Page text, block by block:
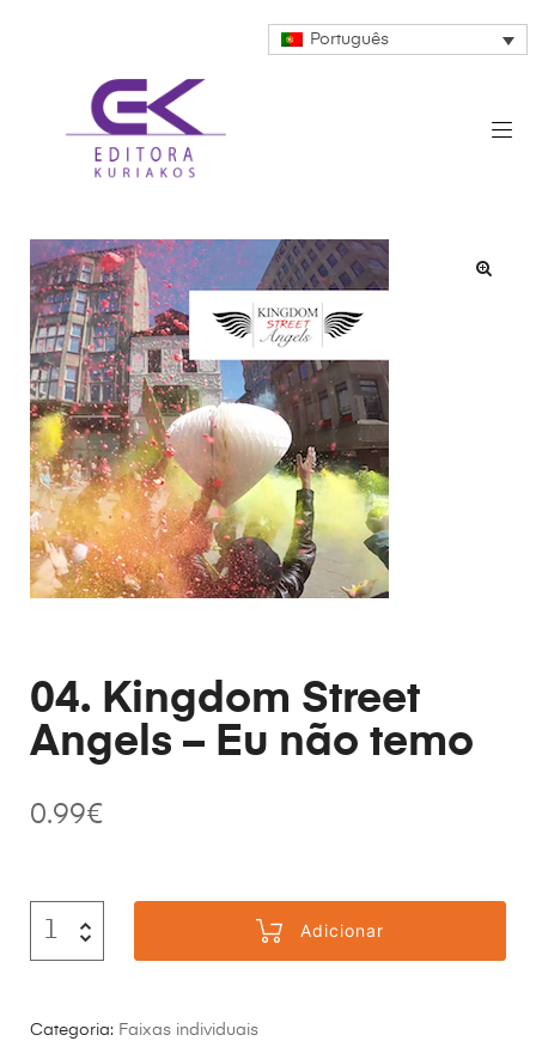
Português
04. Kingdom Street
Angels – Eu não temo
0.99€
Adicionar
Categoria: Faixas individuais